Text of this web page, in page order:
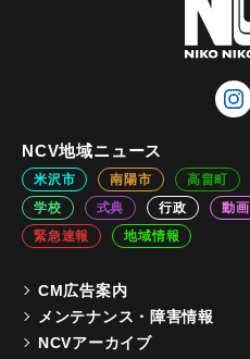
NCV地域ニュース
米沢市 南陽市 高畠町
学校
式典 行政 動画
緊急速報
地域情報
CM広告案内
メンテナンス・障害情報
NCVアーカイブ